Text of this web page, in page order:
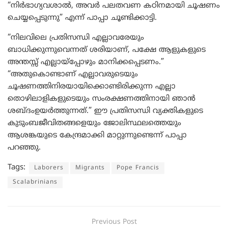
“നിർഭാഗ്യവശാൽ, അവർ പലതവണ കഠിനമായി ചൂഷണം
ചെയ്യപ്പെടുന്നു” എന്ന് പാപ്പാ ചൂണ്ടിക്കാട്ടി.
“നിലവിലെ പ്രതിസന്ധി എല്ലാവരേയും
ബാധിക്കുന്നുവെന്നത് ശരിയാണ്, പക്ഷേ ആളുകളുടെ
അന്തസ്സ് എല്ലായ്പ്പോഴും മാനിക്കപ്പെടണം.”
“അതുകൊണ്ടാണ് എല്ലാവരുടെയും
ചൂഷണത്തിനിരയായിക്കൊണ്ടിരിക്കുന്ന എല്ലാ
തൊഴിലാളികളുടെയും സംരക്ഷണത്തിനായി ഞാൻ
ശബ്ദംഉയര്‍ത്തുന്നത്.” ഈ പ്രതിസന്ധി വ്യക്തികളുടെ
കുടുംബജീവിതങ്ങളെയും ജോലിസ്ഥലത്തെയും
ആശങ്കയുടെ കേന്ദ്രമാക്കി മാറ്റുന്നുണ്ടെന്ന് പാപ്പാ
പറഞ്ഞു.
Tags: Laborers Migrants
Pope Francis
Scalabrinians
Previous Post